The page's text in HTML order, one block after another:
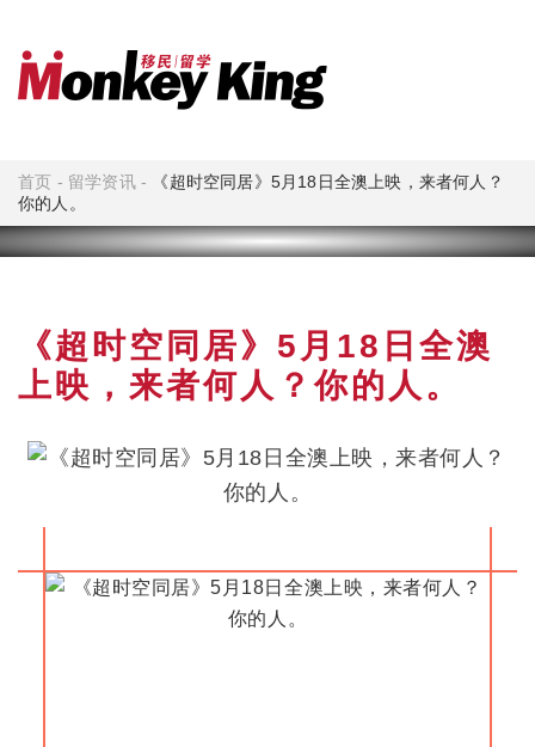
首页 - 留学资讯-
《超时空同居》5月18日全澳上映，来者何人？
你的人。
《超时空同居》5月18日全澳
上映，来者何人？你的人。